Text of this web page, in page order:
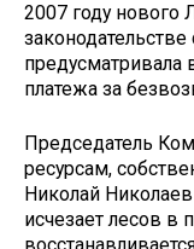
2007 году нового
предусматривала
платежа за
Председатель
ресурсам,
Николай
исчезает лесов в